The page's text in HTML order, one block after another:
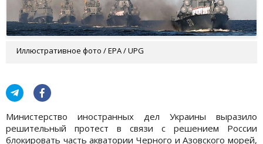
Иллюстративное фото / EPA / UPG
Министерство иностранных дел Украины выразило
решительный протест в связи с решением России
блокировать часть акватории Черного и Азовского морей,